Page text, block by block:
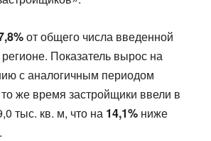
от общего числа введенной
Показатель вырос на
с аналогичным периодом
же время застройщики ввели в
тыс. кв. м, что на 14,1% ниже